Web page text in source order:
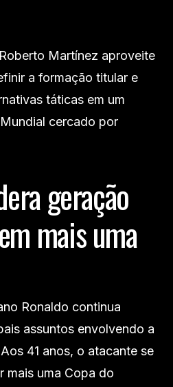
Martínez aproveite
a formação titular e
táticas em um
cercado por
geração
mais uma
Ronaldo continua
assuntos envolvendo a
41 anos, o atacante se
mais uma Copa do